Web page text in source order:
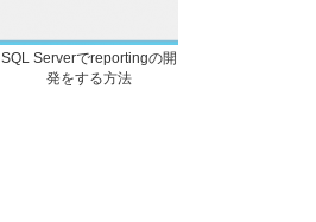
SQL Serverでreportingの開
発をする方法